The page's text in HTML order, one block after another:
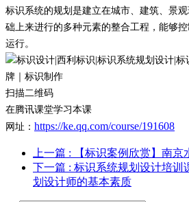
标识系统的规划是建立在城市、建筑、景
础上来进行的多种元素的整合工程，能够
运行。
扫描二维码
在腾讯课堂学习本课
网址： https://ke.qq.com/course/191608
上一篇 : 【标识案例欣赏】南京
下一篇 : 标识系统规划设计培训
划设计师的基本素质